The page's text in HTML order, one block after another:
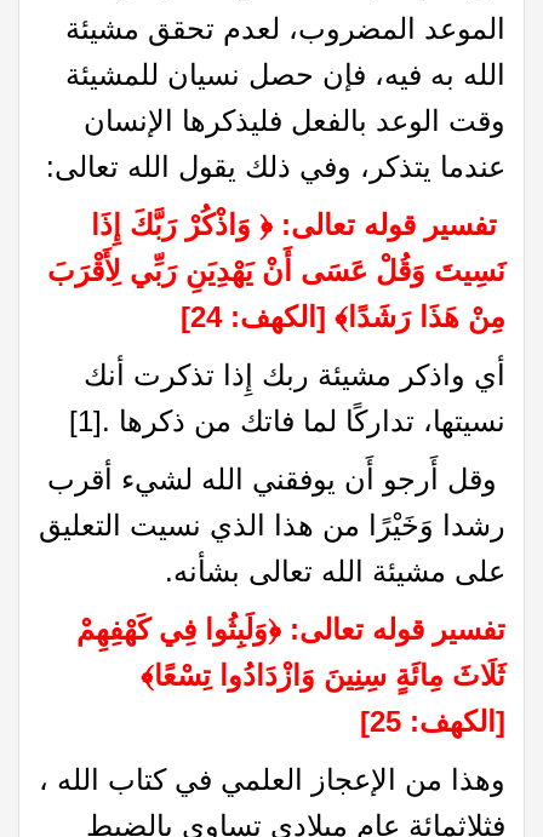
الموعد المضروب، لعدم تحقق مشيئة
الله به فيه، فإن حصل نسيان للمشيئة
وقت الوعد بالفعل فليذكرها الإنسان
عندما يتذكر، وفي ذلك يقول الله تعالى:
تفسير قوله تعالى: ﴿ وَاذْكُرْ رَبَّكَ إِذَا
نَسِيتَ وَقُلْ عَسَى أَنْ يَهْدِيَنِ رَبِّي لِأَقْرَبَ
مِنْ هَذَا رَشَدًا ﴾ [الكهف: 24]
أي واذكر مشيئة ربك إِذا تذكرت أنك
نسيتها، تداركًا لما فاتك من ذكرها .[1]
وقل أَرجو أَن يوفقني الله لشيء أقرب
رشدا وَخَيْرًا من هذا الذي نسيت التعليق
على مشيئة الله تعالى بشأنه.
تفسير قوله تعالى: ﴿وَلَبِثُوا فِي كَهْفِهِمْ
ثَلَاثَ مِائَةٍ سِنِينَ وَازْدَادُوا تِسْعًا﴾
[الكهف: 25]
وهذا من الإعجاز العلمي في كتاب الله ،
فثلاثمائة عام ميلادي تساوي بالضبط